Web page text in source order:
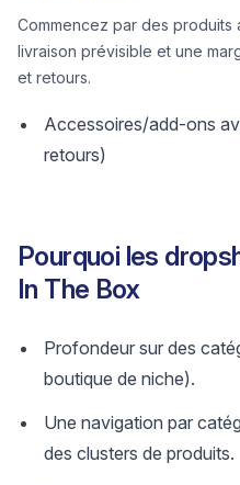
Commencez par des
livraison prévisible et une
et retours.
Accessoires/add-ons
retours)
Pourquoi les
In The Box
Profondeur sur des
boutique de niche).
Une navigation par
des clusters de produits.